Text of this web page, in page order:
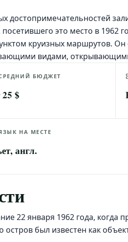
достопримечательностей
посетившего это место в
круизных маршрутов.
видами,
БЮДЖЕТ
25 $
НА МЕСТЕ
англ.
22 января 1962 года, когда
остров был известен как